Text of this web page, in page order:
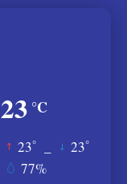
23 °C
23° 23°
77%